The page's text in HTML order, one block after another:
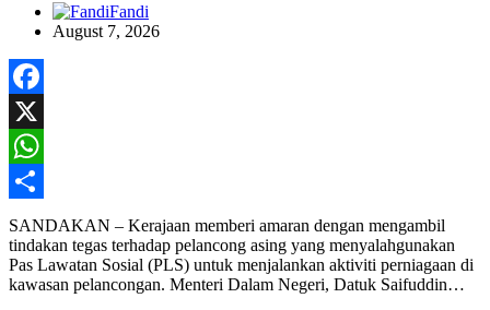
Fandi
August 7, 2026
Facebook
X
WhatsApp
Share
SANDAKAN – Kerajaan memberi amaran dengan mengambil
tindakan tegas terhadap pelancong asing yang menyalahgunakan
Pas Lawatan Sosial (PLS) untuk menjalankan aktiviti perniagaan di
kawasan pelancongan. Menteri Dalam Negeri, Datuk Saifuddin…